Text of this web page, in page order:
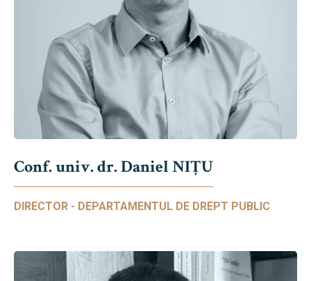
Conf. univ. dr. Daniel NIŢU
DIRECTOR - DEPARTAMENTUL DE DREPT PUBLIC